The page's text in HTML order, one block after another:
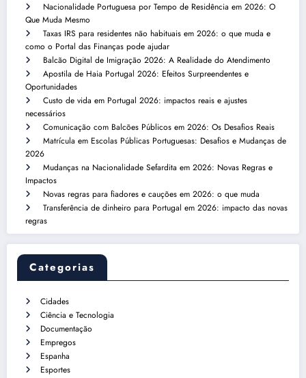
Nacionalidade Portuguesa por Tempo de Residência em 2026: O
Que Muda Mesmo
Taxas IRS para residentes não habituais em 2026: o que muda e
como o Portal das Finanças pode ajudar
Balcão Digital de Imigração 2026: A Realidade do Atendimento
Apostila de Haia Portugal 2026: Efeitos Surpreendentes e
Oportunidades
Custo de vida em Portugal 2026: impactos reais e ajustes
necessários
Comunicação com Balcões Públicos em 2026: Os Desafios Reais
Matrícula em Escolas Públicas Portuguesas: Desafios e Mudanças de
2026
Mudanças na Nacionalidade Sefardita em 2026: Novas Regras e
Impactos
Novas regras para fiadores e cauções em 2026: o que muda
Transferência de dinheiro para Portugal em 2026: impacto das novas
regras
Categorias
Cidades
Ciência e Tecnologia
Documentação
Empregos
Espanha
Esportes